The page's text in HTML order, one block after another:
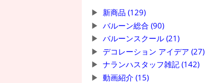
新商品 (129)
バルーン総合 (90)
バルーンスクール (21)
デコレーション アイデア (27)
ナランハスタッフ雑記 (142)
動画紹介 (15)